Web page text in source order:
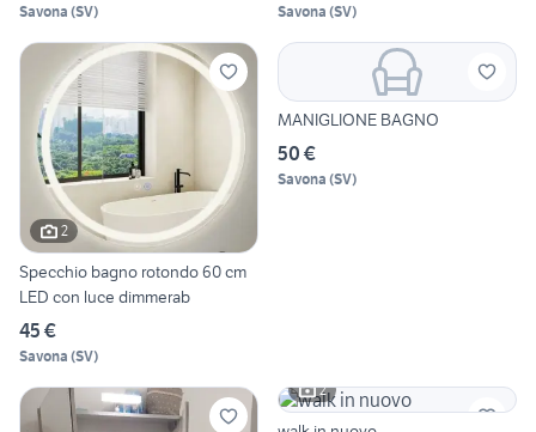
Savona (SV) Savona (SV)
2
Specchio bagno rotondo 60 cm
LED con luce dimmerab
45 €
Savona (SV)
MANIGLIONE BAGNO
50 €
Savona (SV)
2